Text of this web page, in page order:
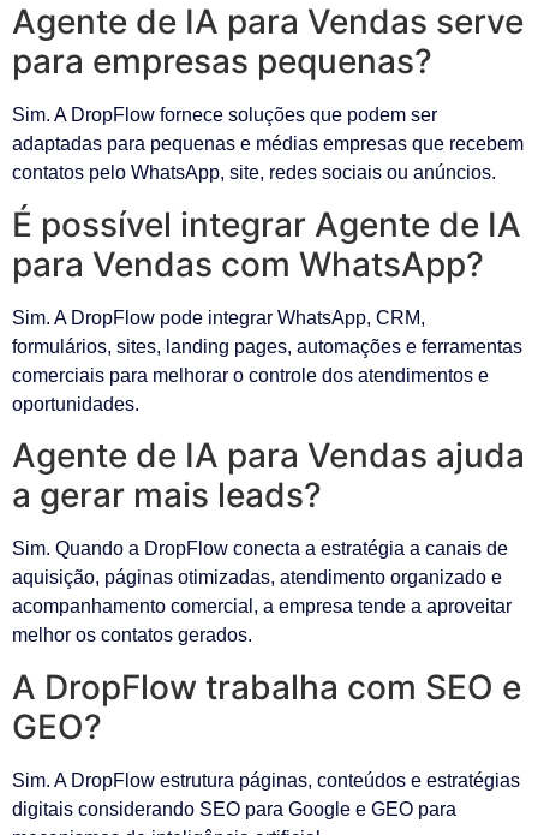
Agente de IA para Vendas serve
para empresas pequenas?
Sim. A DropFlow fornece soluções que podem ser
adaptadas para pequenas e médias empresas que recebem
contatos pelo WhatsApp, site, redes sociais ou anúncios.
É possível integrar Agente de IA
para Vendas com WhatsApp?
Sim. A DropFlow pode integrar WhatsApp, CRM,
formulários, sites, landing pages, automações e ferramentas
comerciais para melhorar o controle dos atendimentos e
oportunidades.
Agente de IA para Vendas ajuda
a gerar mais leads?
Sim. Quando a DropFlow conecta a estratégia a canais de
aquisição, páginas otimizadas, atendimento organizado e
acompanhamento comercial, a empresa tende a aproveitar
melhor os contatos gerados.
A DropFlow trabalha com SEO e
GEO?
Sim. A DropFlow estrutura páginas, conteúdos e estratégias
digitais considerando SEO para Google e GEO para